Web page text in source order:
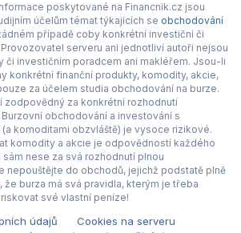
poskytované na Financnik.cz jsou
účelům témat týkajících se obchodování
případě coby konkrétní investiční či
serveru ani jednotliví autoři nejsou
či investičním poradcem ani makléřem. Jsou-li
konkrétní finanční produkty, komodity, akcie,
za účelem studia obchodování na burze.
zodpovědný za konkrétní rozhodnutí
obchodování a investování s
komoditami obzvláště) je vysoce rizikové.
komodity a akcie je odpovědností každého
nese za svá rozhodnutí plnou
nepouštějte do obchodů, jejichž podstatě plně
že burza má svá pravidla, kterým je třeba
své vlastní peníze!
údajů
Cookies na serveru